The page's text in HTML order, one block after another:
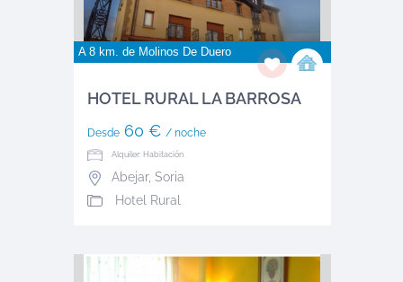
A 8 km. de Molinos De Duero
HOTEL RURAL LA BARROSA
Desde60 € / noche
Alquiler: Habitación
Abejar, Soria
Hotel Rural